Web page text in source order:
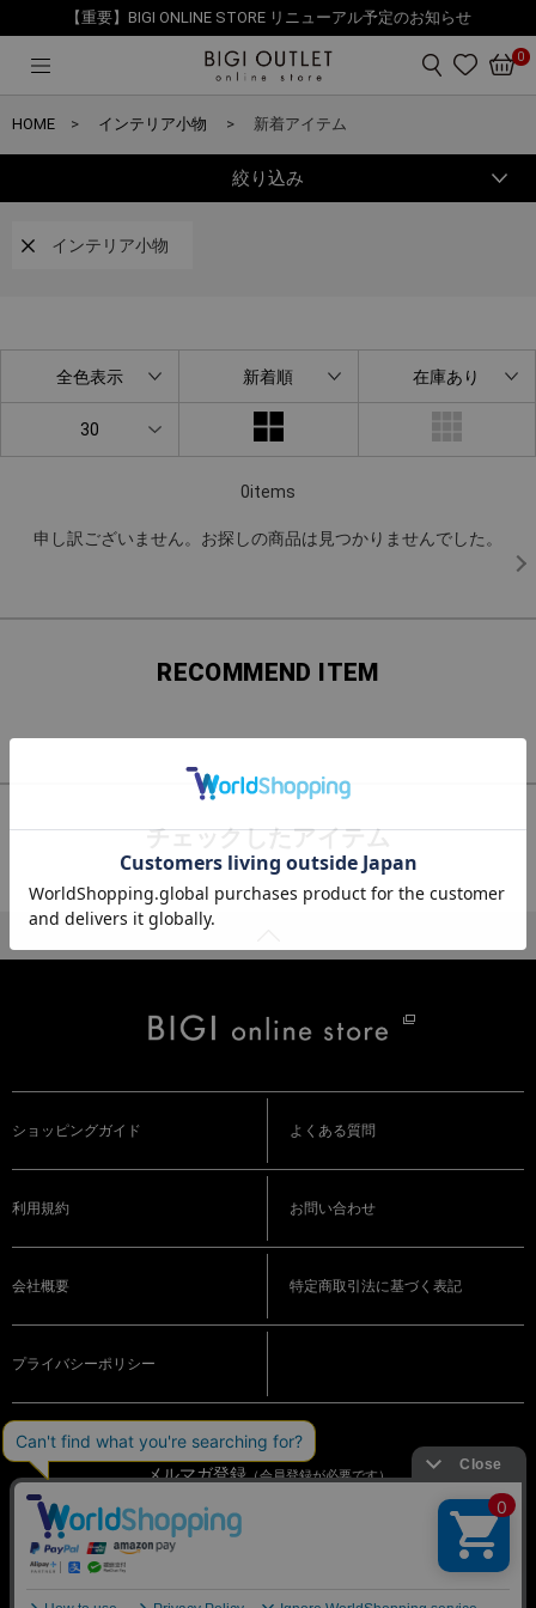
【重要】BIGI ONLINE STORE リニューアル予定のお知らせ
0
HOME インテリア小物 新着アイテム
絞り込み
インテリア小物
0items
全色表示 新着順 在庫あり
30
申し訳ございません。お探しの商品は見つかりませんでした。
RECOMMEND ITEM
チェックしたアイテム
ショッピングガイド よくある質問
利用規約 お問い合わせ
会社概要 特定商取引法に基づく表記
プライバシーポリシー
メルマガ登録（会員登録が必要です）
OFFICIAL SNS